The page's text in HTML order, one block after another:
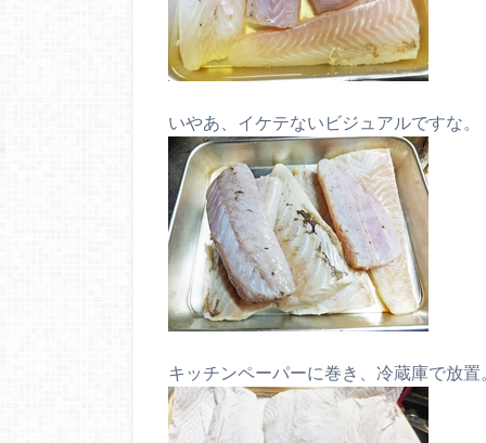
いやあ、イケテないビジュアルですな。
キッチンペーパーに巻き、冷蔵庫で放置